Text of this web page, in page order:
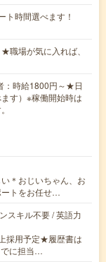
時間選べます！
場が気に入れば、
：時給1800円～★日
す）※稼働開始時は
＊おじいちゃん、お
ートをお任せ…
スキル不要 / 英語力
採用予定★履歴書は
に担当…